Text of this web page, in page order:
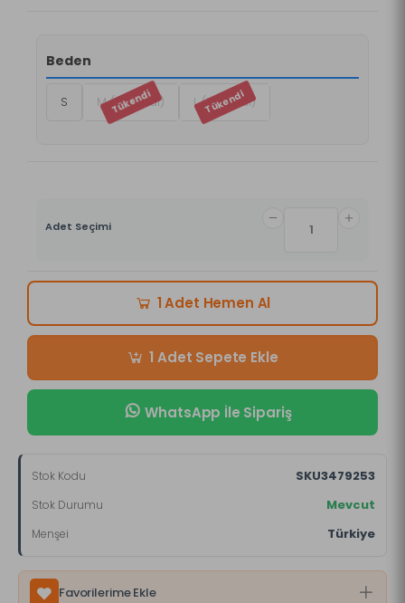
Beden
S M (Tükendi) L (Tükendi)
Adet Seçimi
1 Adet Hemen Al
1 Adet Sepete Ekle
WhatsApp İle Sipariş
Stok Kodu SKU3479253
Stok Durumu Mevcut
Menşei Türkiye
Favorilerime Ekle